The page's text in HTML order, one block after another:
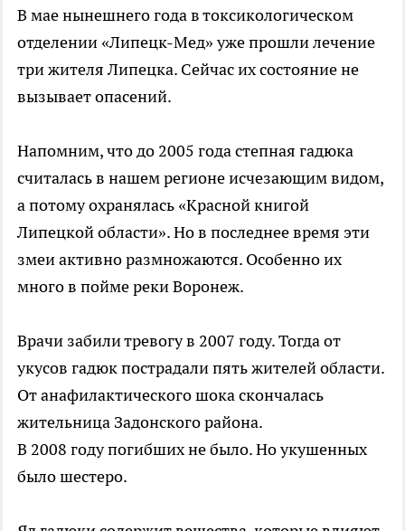
В мае нынешнего года в токсикологическом
отделении «Липецк-Мед» уже прошли лечение
три жителя Липецка. Сейчас их состояние не
вызывает опасений.
Напомним, что до 2005 года степная гадюка
считалась в нашем регионе исчезающим видом,
а потому охранялась «Красной книгой
Липецкой области». Но в последнее время эти
змеи активно размножаются. Особенно их
много в пойме реки Воронеж.
Врачи забили тревогу в 2007 году. Тогда от
укусов гадюк пострадали пять жителей области.
От анафилактического шока скончалась
жительница Задонского района.
В 2008 году погибших не было. Но укушенных
было шестеро.